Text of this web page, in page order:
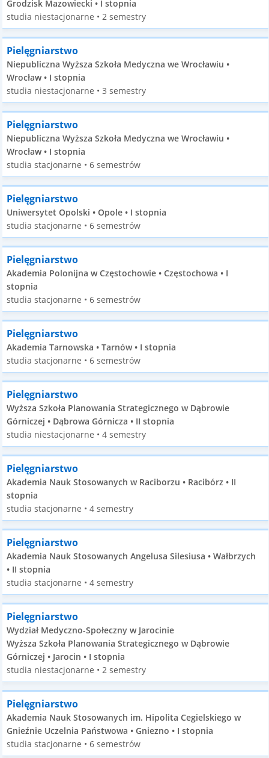
Grodzisk Mazowiecki • I stopnia
studia niestacjonarne • 2 semestry
Pielęgniarstwo
Niepubliczna Wyższa Szkoła Medyczna we Wrocławiu •
Wrocław • I stopnia
studia niestacjonarne • 3 semestry
Pielęgniarstwo
Niepubliczna Wyższa Szkoła Medyczna we Wrocławiu •
Wrocław • I stopnia
studia stacjonarne • 6 semestrów
Pielęgniarstwo
Uniwersytet Opolski • Opole • I stopnia
studia stacjonarne • 6 semestrów
Pielęgniarstwo
Akademia Polonijna w Częstochowie • Częstochowa • I
stopnia
studia stacjonarne • 6 semestrów
Pielęgniarstwo
Akademia Tarnowska • Tarnów • I stopnia
studia stacjonarne • 6 semestrów
Pielęgniarstwo
Wyższa Szkoła Planowania Strategicznego w Dąbrowie
Górniczej • Dąbrowa Górnicza • II stopnia
studia niestacjonarne • 4 semestry
Pielęgniarstwo
Akademia Nauk Stosowanych w Raciborzu • Racibórz • II
stopnia
studia stacjonarne • 4 semestry
Pielęgniarstwo
Akademia Nauk Stosowanych Angelusa Silesiusa • Wałbrzych
• II stopnia
studia stacjonarne • 4 semestry
Pielęgniarstwo
Wydział Medyczno-Społeczny w Jarocinie
Wyższa Szkoła Planowania Strategicznego w Dąbrowie
Górniczej • Jarocin • I stopnia
studia niestacjonarne • 2 semestry
Pielęgniarstwo
Akademia Nauk Stosowanych im. Hipolita Cegielskiego w
Gnieźnie Uczelnia Państwowa • Gniezno • I stopnia
studia stacjonarne • 6 semestrów